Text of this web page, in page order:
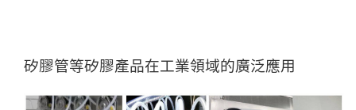
矽膠管等矽膠產品在工業領域的廣泛應用